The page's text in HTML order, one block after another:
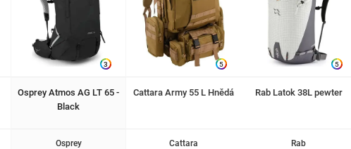
3
Osprey Atmos AG LT 65 -
Black
Osprey
5
Cattara Army 55 L Hnědá
Cattara
5
Rab Latok 38L pewter
Rab